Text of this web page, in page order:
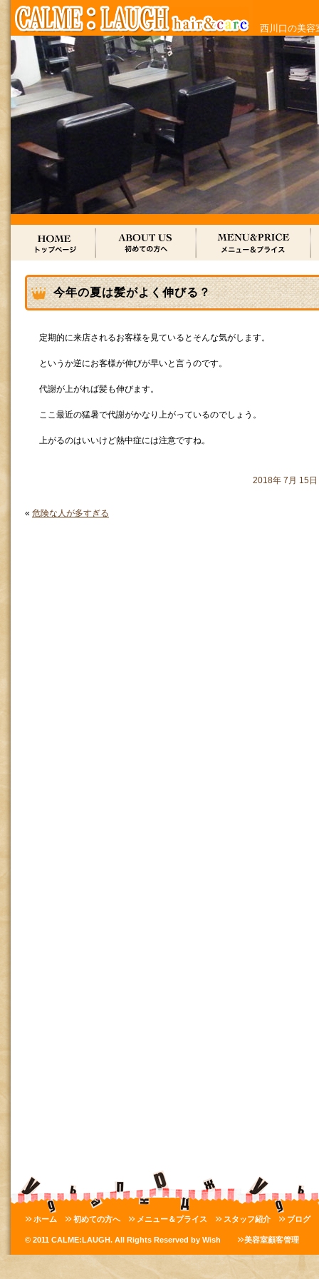
西川口の美容
今年の夏は髪がよく伸びる？
定期的に来店されるお客様を見ているとそんな気がします。
というか逆にお客様が伸びが早いと言うのです。
代謝が上がれば髪も伸びます。
ここ最近の猛暑で代謝がかなり上がっているのでしょう。
上がるのはいいけど熱中症には注意ですね。
2018年 7月 15
« 危険な人が多すぎる
ホーム 初めての方へ メニュー＆プライス スタッフ紹介 ブログ
© 2011 CALME:LAUGH. All Rights Reserved by Wish 美容室顧客管理